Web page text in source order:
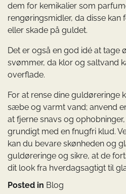
dem for kemikalier som
rengøringsmidler, da disse kan
eller skade på guldet.
Det er også en god idé at tage
svømmer, da klor og saltvand
overflade.
For at rense dine guldøreringe
sæbe og varmt vand; anvend
at fjerne snavs og
grundigt med en fnugfri klud.
kan du bevare skønheden og
guldøreringe og sikre, at de
dit look fra hverdagsagtigt til
Posted in Blog